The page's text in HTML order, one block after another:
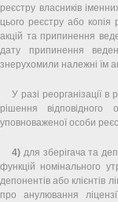
реєстру власників
цього реєстру або копія
акцій та припинення
дату припинення
знерухомили належні їм
У разі реорганізації
рішення відповідного
уповноваженої особи
4) для зберігача та
функцій номінального
депонентів або клієнтів
про анулювання